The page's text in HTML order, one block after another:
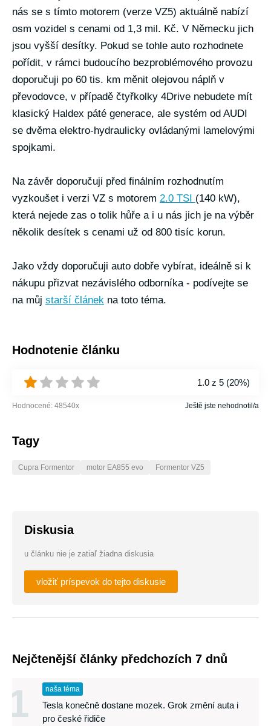
nás se s tímto motorem (verze VZ5) aktuálně nabízí
osm vozidel s cenami od 1,3 mil. Kč. V Německu jich
jsou vyšší desítky. Pokud se tohle auto rozhodnete
pořídit, v rámci budoucího bezproblémového provozu
doporučuji po 60 tis. km měnit olejovou náplň v
převodovce, v případě čtyřkolky 4Drive nebudete mít
klasický Haldex páté generace, ale systém od AUDI
se dvěma elektro-hydraulicky ovládanými lamelovými
spojkami.
Na závěr doporučuji před finálním rozhodnutím
vyzkoušet i verzi VZ s motorem 2.0 TSI (140 kW),
která nejede zas o tolik hůře a i u nás jich je na výběr
několik desítek s cenami už od 800 tisíc korun.
Jako vždy doporučuji auto dobře vybírat, ideálně si k
nákupu přizvat nezávislého odborníka - podívejte se
na můj starší článek na toto téma.
Hodnotenie článku
1.0 z 5 (20%)
Hodnocené: 48540x Ještě jste nehodnotil/a
Tagy
Cupra Formentor motor EA855 evo Formentor VZ5
Diskusia
u článku nie je zatiaľ žiadna diskusia
vložiť príspevok do tejto diskusie
Nejčtenější články předchozích 7 dnů
1 naša téma
Tesla konečně dostane mozek. Grok změní auta i
pro české řidiče